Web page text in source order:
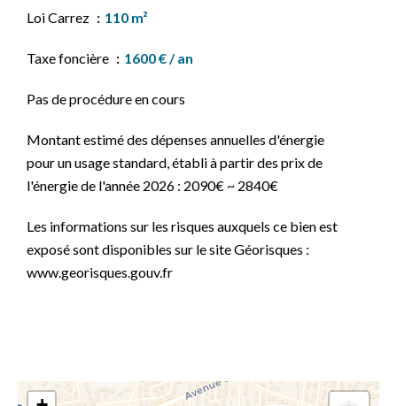
Loi Carrez 110 m²
Taxe foncière 1600 € / an
Pas de procédure en cours
Montant estimé des dépenses annuelles d'énergie
pour un usage standard, établi à partir des prix de
l'énergie de l'année 2026 : 2090€ ~ 2840€
Les informations sur les risques auxquels ce bien est
exposé sont disponibles sur le site Géorisques :
www.georisques.gouv.fr